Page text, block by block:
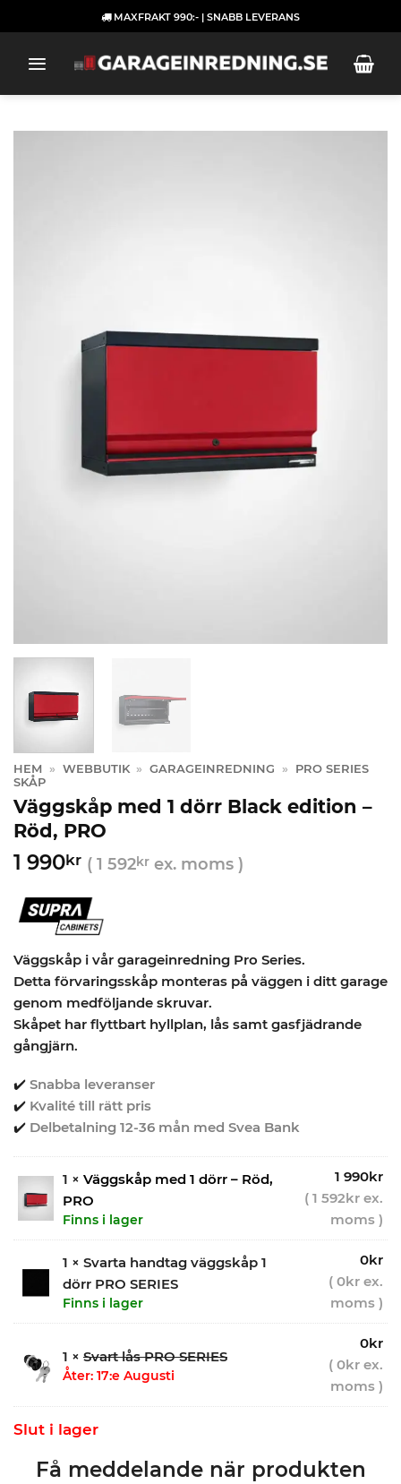
to
MAXFRAKT 990:- | SNABB LEVERANS
HEM » WEBBUTIK » GARAGEINREDNING »
PRO SERIES
SKÅP
Väggskåp med 1 dörr Black edition –
Röd, PRO
1 990kr ( 1 592kr ex. moms )
Väggskåp i vår garageinredning Pro Series.
Detta förvaringsskåp monteras på väggen i ditt garage
genom medföljande skruvar.
Skåpet har flyttbart hyllplan, lås samt gasfjädrande
gångjärn.
✔️ Snabba leveranser
✔️ Kvalité till rätt pris
✔️ Delbetalning 12-36 mån med Svea Bank
1 × Väggskåp med 1 dörr – Röd,
PRO
Finns i lager
1 990kr
( 1 592kr ex.
moms )
1 × Svarta handtag väggskåp 1
dörr PRO SERIES
Finns i lager
0kr
( 0kr ex.
moms )
1 × Svart lås PRO SERIES
Åter: 17:e Augusti
0kr
( 0kr ex.
moms )
Slut i lager
Få meddelande när produkten